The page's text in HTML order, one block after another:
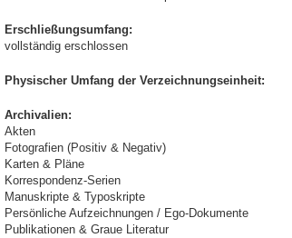
Erschließungsumfang:
vollständig erschlossen
Physischer Umfang der Verzeichnungseinheit:
Archivalien:
Akten
Fotografien (Positiv & Negativ)
Karten & Pläne
Korrespondenz-Serien
Manuskripte & Typoskripte
Persönliche Aufzeichnungen / Ego-Dokumente
Publikationen & Graue Literatur